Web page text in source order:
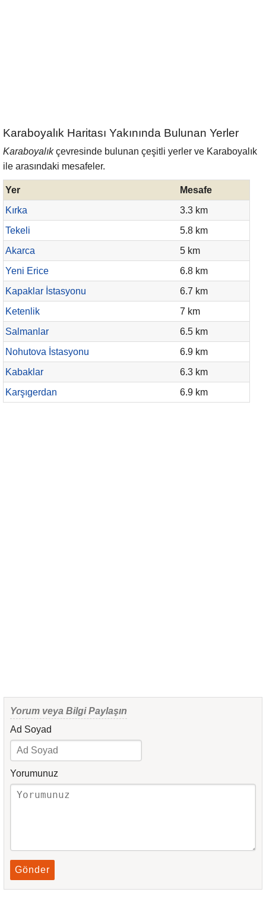
Karaboyalık Haritası Yakınında Bulunan Yerler
Karaboyalıkçevresinde bulunan çeşitli yerler ve Karaboyalık
ile arasındaki mesafeler.
Yer
Mesafe
Kırka
3.3 km
Tekeli
5.8 km
Akarca
5 km
Yeni Erice
6.8 km
Kapaklar İstasyonu
6.7 km
Ketenlik
7 km
Salmanlar
6.5 km
Nohutova İstasyonu
6.9 km
Kabaklar
6.3 km
Karşıgerdan
6.9 km
Yorum veya Bilgi Paylaşın
Ad Soyad
Yorumunuz
Gönder